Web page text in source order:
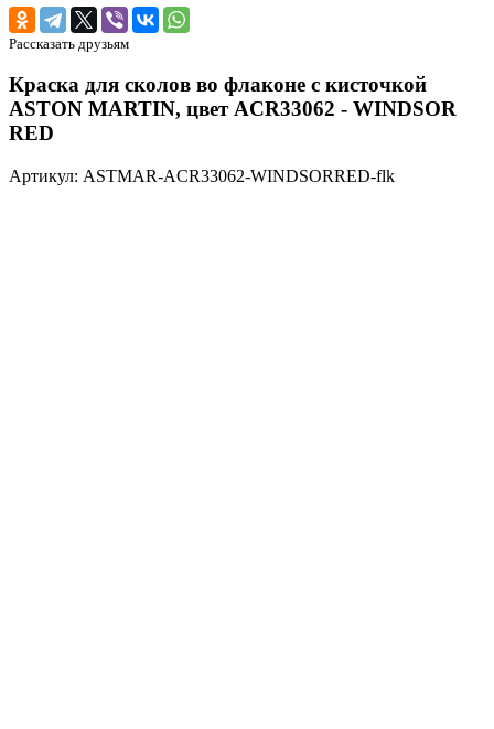
Рассказать друзьям
Краска для сколов во флаконе с кисточкой
ASTON MARTIN, цвет ACR33062 - WINDSOR
RED
Артикул: ASTMAR-ACR33062-WINDSORRED-flk